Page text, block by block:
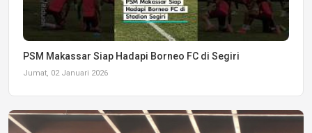
PSM Makassar Siap Hadapi Borneo FC di Segiri
Jumat, 02 Januari 2026